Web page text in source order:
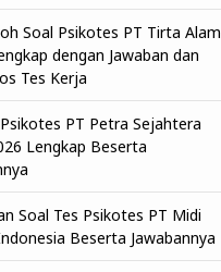
Soal Psikotes PT Tirta Alam
dengan Jawaban dan
Tes Kerja
PT Petra Sejahtera
Lengkap Beserta
Soal Tes Psikotes PT Midi
Beserta Jawabannya